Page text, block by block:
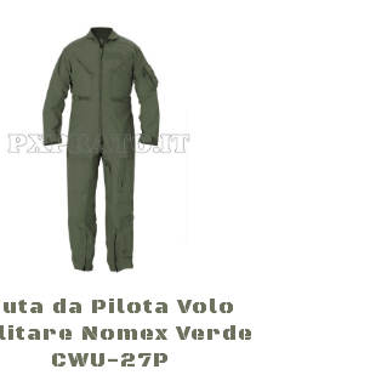
da Pilota Volo
Nomex Verde
CWU-27P